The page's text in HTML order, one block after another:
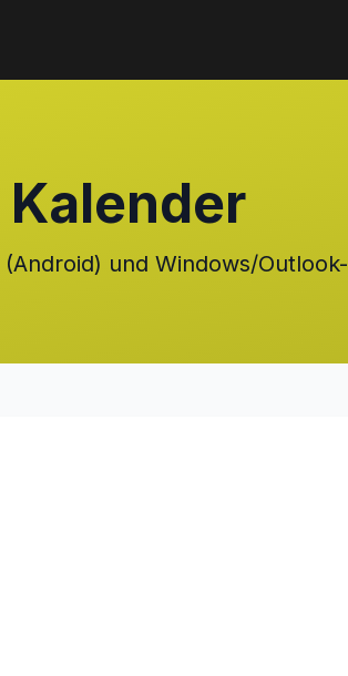
und Windows/Outlook-